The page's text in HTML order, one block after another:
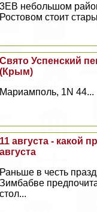
3EВ небольшом
Ростовом стоит
Свято Успенский
(Крым)
Мариамполь, 1N 44...
11 августа - какой
августа
Раньше в честь
Зимбабве
стол...